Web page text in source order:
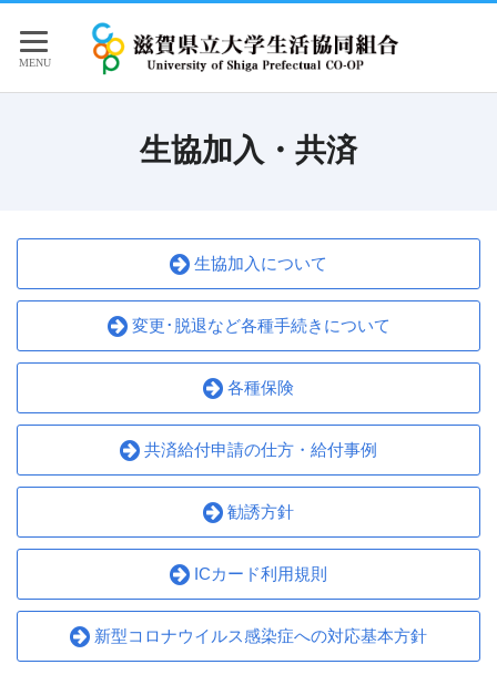
生協加入・共済
生協加入について
変更･脱退など各種手続きについて
各種保険
共済給付申請の仕方・給付事例
勧誘方針
ICカード利用規則
新型コロナウイルス感染症への対応基本方針